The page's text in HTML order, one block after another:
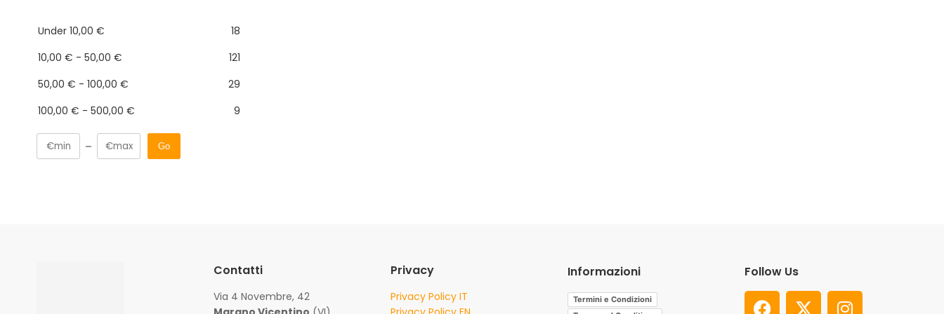
Under 10,00 €
18
10,00 € - 50,00 €
121
50,00 € - 100,00 €
29
100,00 € - 500,00 € 9
Go
Contatti
Via 4 Novembre, 42
Privacy
Privacy Policy IT
Informazioni
Termini e Condizioni
Follow Us